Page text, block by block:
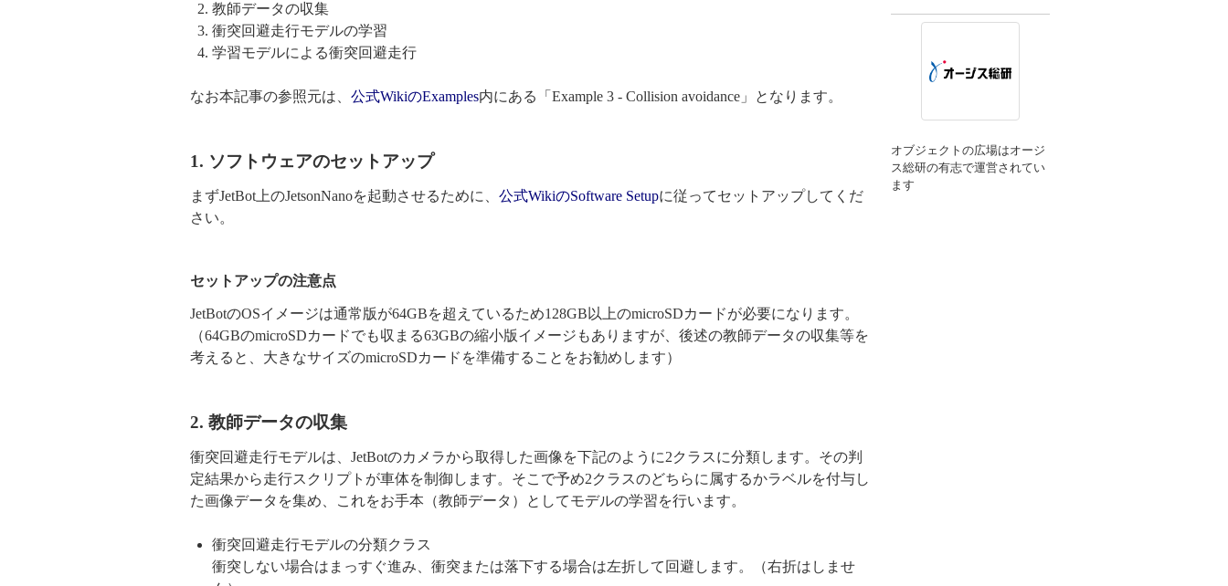
教師データの収集
衝突回避走行モデルの学習
学習モデルによる衝突回避走行
なお本記事の参照元は、 公式WikiのExamples内にある「Example 3 - Collision avoidance」となります。
1. ソフトウェアのセットアップ
まずJetBot上のJetsonNanoを起動させるために、 公式WikiのSoftware Setupに従ってセットアップしてくだ
さい。
セットアップの注意点
JetBotのOSイメージは通常版が64GBを超えているため128GB以上のmicroSDカードが必要になります。
（64GBのmicroSDカードでも収まる63GBの縮小版イメージもありますが、後述の教師データの収集等を
考えると、大きなサイズのmicroSDカードを準備することをお勧めします）
2. 教師データの収集
衝突回避走行モデルは、JetBotのカメラから取得した画像を下記のように2クラスに分類します。その判
定結果から走行スクリプトが車体を制御します。そこで予め2クラスのどちらに属するかラベルを付与し
た画像データを集め、これをお手本（教師データ）としてモデルの学習を行います。
衝突回避走行モデルの分類クラス
衝突しない場合はまっすぐ進み、衝突または落下する場合は左折して回避します。（右折はしませ
オブジェクトの広場はオージ
ス総研の有志で運営されてい
ます